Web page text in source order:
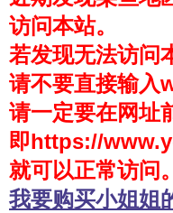
喵写真
轻兰映画
少女秩序
会员购买
幼喵社App
访问本站。
若发现无法访问
请不要直接输入
请一定要在网址
即https://
就可以正常访问。
我要购买小姐姐